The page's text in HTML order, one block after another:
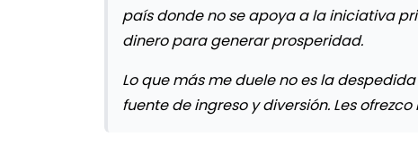
país donde no se apoya a la iniciativa
dinero para generar prosperidad.
Lo que más me duele no es la
fuente de ingreso y diversión. Les